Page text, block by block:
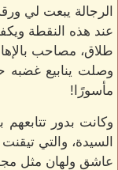
الرجالة يبعت لي
عند هذه النقطة
طلاق، مصاحب
وصلت ينابيع غضبه
مأسورًا!
وكانت بدور
السيدة، والتي
عاشق ولهان مثل